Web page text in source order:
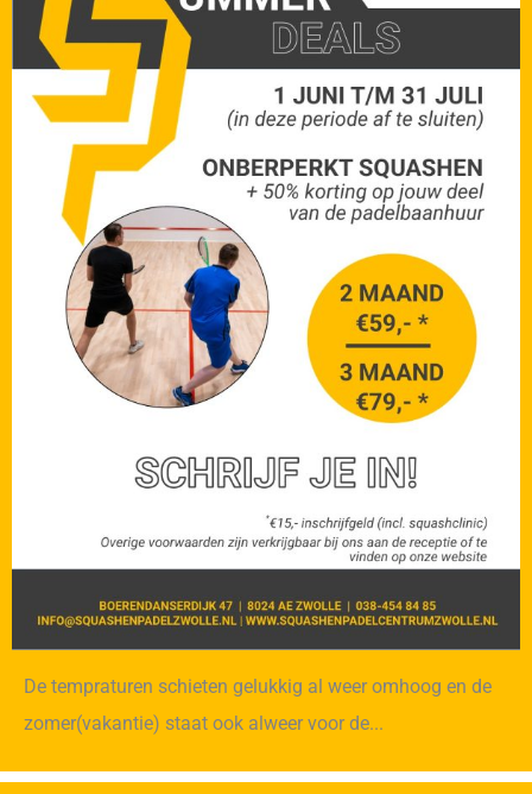
De tempraturen schieten gelukkig al weer omhoog en de
zomer(vakantie) staat ook alweer voor de...